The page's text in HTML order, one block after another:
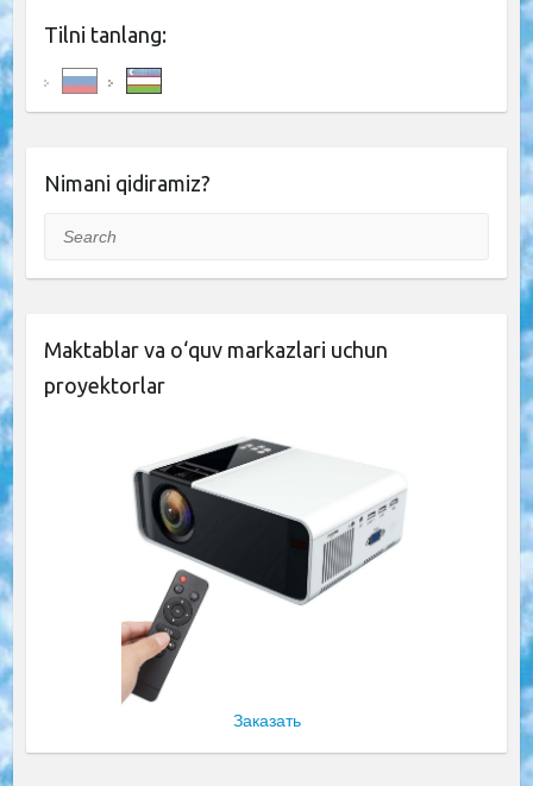
Tilni tanlang:
Nimani qidiramiz?
Search
Maktablar va o‘quv markazlari uchun
proyektorlar
Заказать